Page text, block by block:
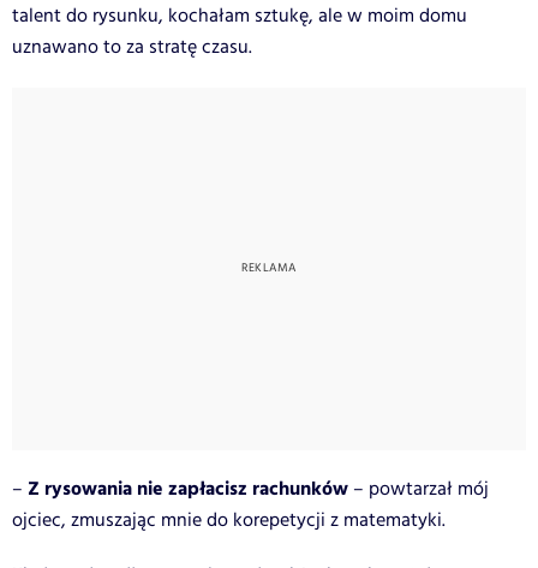
talent do rysunku, kochałam sztukę, ale w moim domu
uznawano to za stratę czasu.
– Z rysowania nie zapłacisz rachunków – powtarzał mój
ojciec, zmuszając mnie do korepetycji z matematyki.